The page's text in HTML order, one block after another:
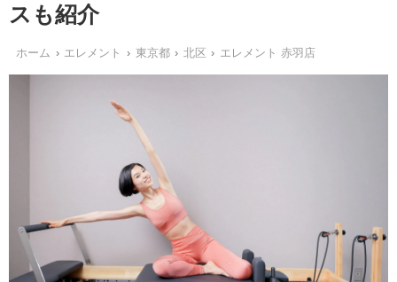
スも紹介
ホーム エレメント 東京都 北区 エレメント 赤羽店